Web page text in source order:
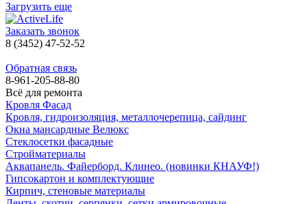
Загрузить еще
Заказать звонок
8 (3452) 47-52-52
Обратная связь
8-961-205-88-80
Всё для ремонта
Кровля Фасад
Кровля, гидроизоляция, металлочерепица, сайдинг
Окна мансардные Велюкс
Стеклосетки фасадные
Стройматериалы
Аквапанель. Файерборд. Клинео. (новинки КНАУФ!)
Гипсокартон и комплектующие
Кирпич, стеновые материалы